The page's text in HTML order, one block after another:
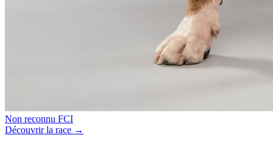
Non reconnu FCI
Découvrir la race →